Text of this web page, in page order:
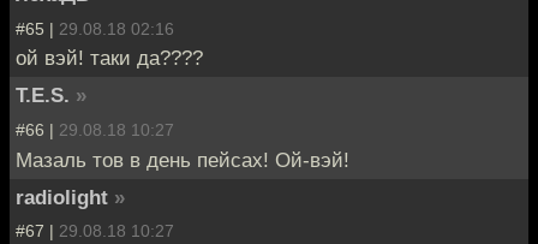
#65 | 29.08.18 02:16
ой вэй! таки да????
T.E.S. »
#66 | 29.08.18 10:27
Мазаль тов в день пейсах! Ой-вэй!
radiolight »
#67 | 29.08.18 10:27